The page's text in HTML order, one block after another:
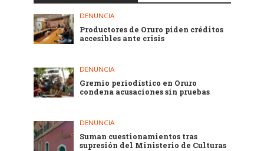
DENUNCIA
Productores de Oruro piden créditos
accesibles ante crisis
DENUNCIA
Gremio periodístico en Oruro
condena acusaciones sin pruebas
DENUNCIA
Suman cuestionamientos tras
supresión del Ministerio de Culturas